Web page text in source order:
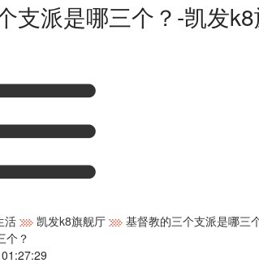
支派是哪三个？-凯发
活 凯发k8旗舰厅
基督教的三个支派是哪三
个？